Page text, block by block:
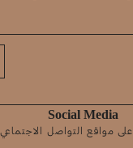
Social Media
على مواقع التواصل الاجتماعي